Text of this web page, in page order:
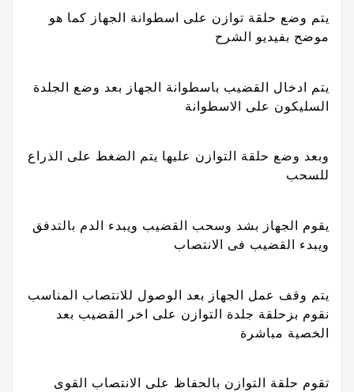
يتم وضع حلقة توازن على اسطوانة الجهاز كما هو
موضح بفيديو الشرح
يتم ادخال القضيب باسطوانة الجهاز بعد وضع الجلدة
السليكون على الاسطوانة
وبعد وضع حلقة التوازن عليها يتم الضغط على الذراع
للسحب
يقوم الجهاز بشد وسحب القضيب ويبدء الدم بالتدفق
ويبدء القضيب فى الانتصاب
يتم وقف عمل الجهاز بعد الوصول للانتصاب المناسب
نقوم بزحلقة جلدة التوازن على اخر القضيب بعد
الخصية مباشرة
تقوم حلقة التوازن بالحفاظ على الانتصاب القوى